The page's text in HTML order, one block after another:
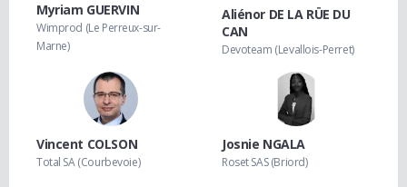
Myriam GUERVIN
Wimprod (Le Perreux-sur-
Marne)
Aliénor DE LA RÜE DU
CAN
Devoteam (Levallois-Perret)
Vincent COLSON
Total SA (Courbevoie)
Josnie NGALA
Roset SAS (Briord)